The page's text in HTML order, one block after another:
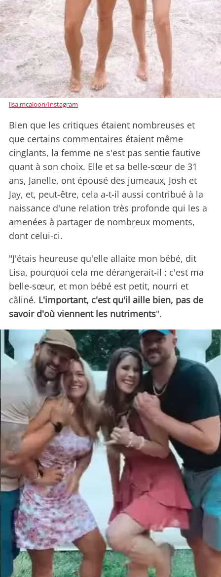
lisa.mcaloon/Instagram
Bien que les critiques étaient nombreuses et
que certains commentaires étaient même
cinglants, la femme ne s'est pas sentie fautive
quant à son choix. Elle et sa belle-sœur de 31
ans, Janelle, ont épousé des jumeaux, Josh et
Jay, et, peut-être, cela a-t-il aussi contribué à la
naissance d'une relation très profonde qui les a
amenées à partager de nombreux moments,
dont celui-ci.
"J'étais heureuse qu'elle allaite mon bébé, dit
Lisa, pourquoi cela me dérangerait-il : c'est ma
belle-sœur, et mon bébé est petit, nourri et
câliné. L'important, c'est qu'il aille bien, pas de
savoir d'où viennent les nutriments".